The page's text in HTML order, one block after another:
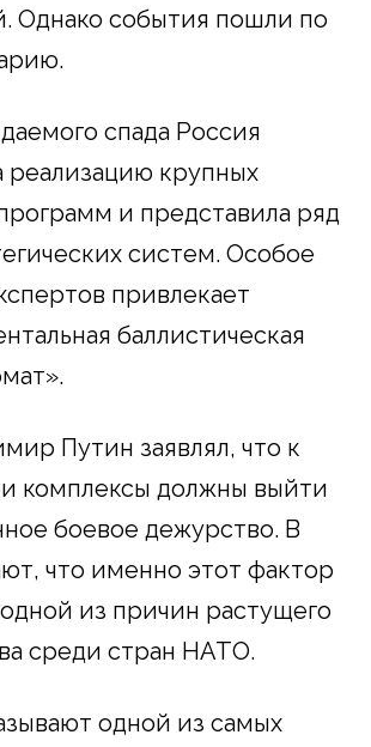
Однако события пошли по
спада Россия
реализацию крупных
и представила ряд
систем. Особое
привлекает
баллистическая
Путин заявлял, что к
комплексы должны выйти
боевое дежурство. В
что именно этот фактор
из причин растущего
среди стран НАТО.
одной из самых